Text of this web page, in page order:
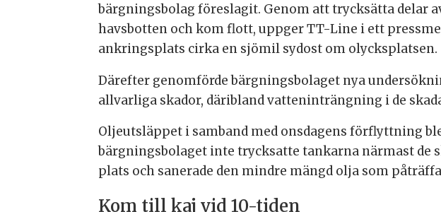
bärgningsbolag föreslagit. Genom att trycksätta delar
havsbotten och kom flott, uppger TT-Line i ett
ankringsplats cirka en sjömil sydost om olycksplatsen.
Därefter genomförde bärgningsbolaget nya
allvarliga skador, däribland vatteninträngning i de
Oljeutsläppet i samband med onsdagens förflyttning
bärgningsbolaget inte trycksatte tankarna närmast de
plats och sanerade den mindre mängd olja som
Kom till kaj vid 10-tiden